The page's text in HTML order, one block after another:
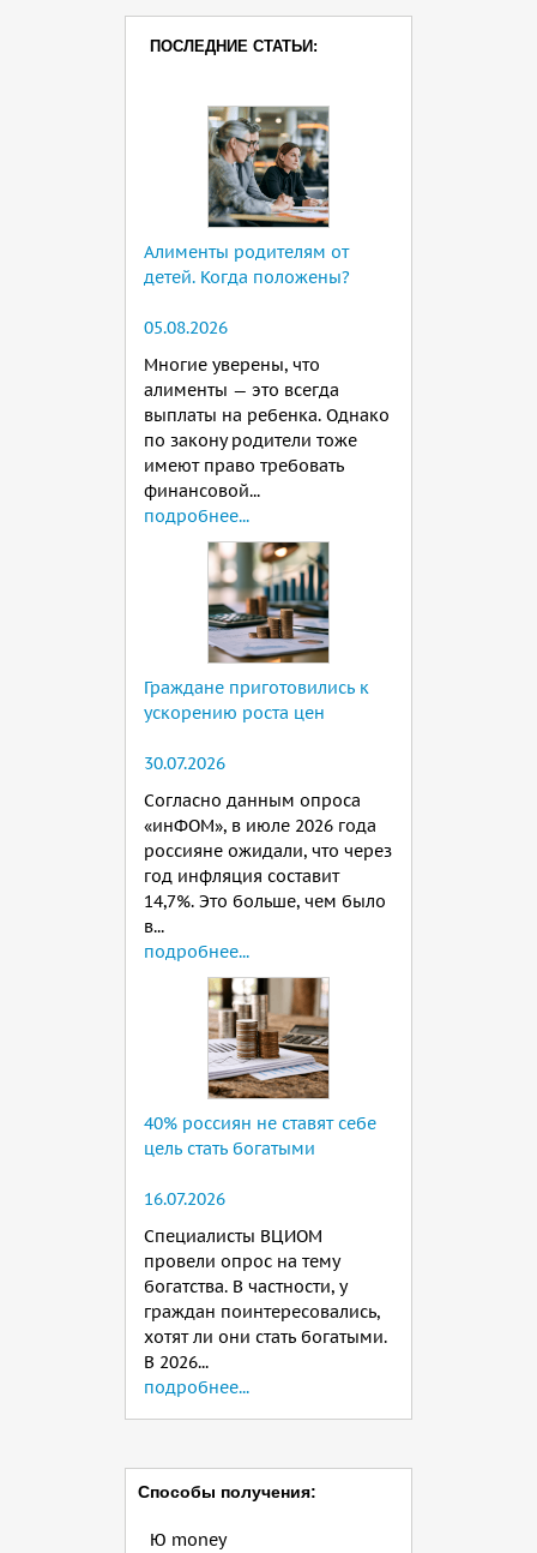
ПОСЛЕДНИЕ СТАТЬИ:
Алименты родителям от
детей. Когда положены?
05.08.2026
Многие уверены, что
алименты — это всегда
выплаты на ребенка. Однако
по закону родители тоже
имеют право требовать
финансовой...
подробнее...
Граждане приготовились к
ускорению роста цен
30.07.2026
Согласно данным опроса
«инФОМ», в июле 2026 года
россияне ожидали, что через
год инфляция составит
14,7%. Это больше, чем было
в...
подробнее...
40% россиян не ставят себе
цель стать богатыми
16.07.2026
Специалисты ВЦИОМ
провели опрос на тему
богатства. В частности, у
граждан поинтересовались,
хотят ли они стать богатыми.
В 2026...
подробнее...
Способы получения:
Ю money